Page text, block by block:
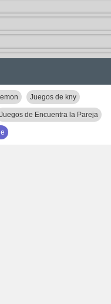
Juegos de kny
Juegos de Encuentra la Pareja